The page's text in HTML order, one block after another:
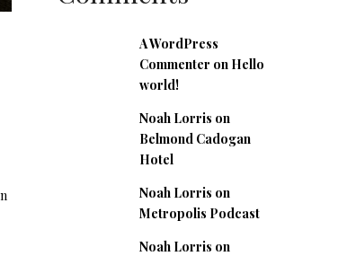
A WordPress
Commenter on Hello
world!
Noah Lorris on
Belmond Cadogan
Hotel
Noah Lorris on
Metropolis Podcast
Noah Lorris on